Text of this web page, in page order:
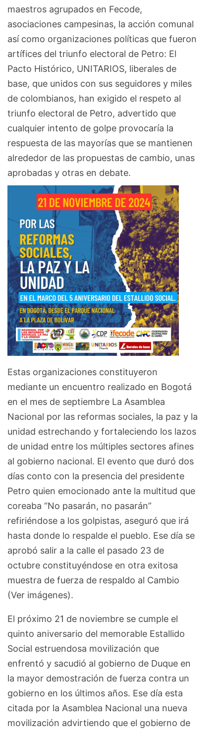
maestros agrupados en Fecode,
asociaciones campesinas, la acción comunal
así como organizaciones políticas que fueron
artífices del triunfo electoral de Petro: El
Pacto Histórico, UNITARIOS, liberales de
base, que unidos con sus seguidores y miles
de colombianos, han exigido el respeto al
triunfo electoral de Petro, advertido que
cualquier intento de golpe provocaría la
respuesta de las mayorías que se mantienen
alrededor de las propuestas de cambio, unas
aprobadas y otras en debate.
Estas organizaciones constituyeron
mediante un encuentro realizado en Bogotá
en el mes de septiembre La Asamblea
Nacional por las reformas sociales, la paz y la
unidad estrechando y fortaleciendo los lazos
de unidad entre los múltiples sectores afines
al gobierno nacional. El evento que duró dos
días conto con la presencia del presidente
Petro quien emocionado ante la multitud que
coreaba “No pasarán, no pasarán”
refiriéndose a los golpistas, aseguró que irá
hasta donde lo respalde el pueblo. Ese día se
aprobó salir a la calle el pasado 23 de
octubre constituyéndose en otra exitosa
muestra de fuerza de respaldo al Cambio
(Ver imágenes).
El próximo 21 de noviembre se cumple el
quinto aniversario del memorable Estallido
Social estruendosa movilización que
enfrentó y sacudió al gobierno de Duque en
la mayor demostración de fuerza contra un
gobierno en los últimos años. Ese día esta
citada por la Asamblea Nacional una nueva
movilización advirtiendo que el gobierno de